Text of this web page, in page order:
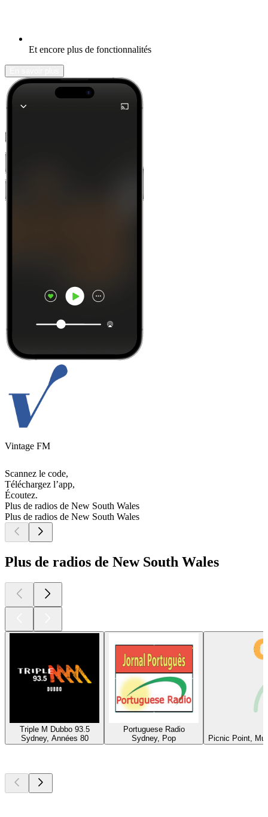
Et encore plus de fonctionnalités
Vintage FM
Scannez le code,
Téléchargez l’app,
Écoutez.
Plus de radios de New South Wales
Plus de radios de New South Wales
Plus de radios de New South Wales
Triple M Dubbo 93.5
Sydney, Années 80
Portuguese Radio
Sydney, Pop
Picnic Point,